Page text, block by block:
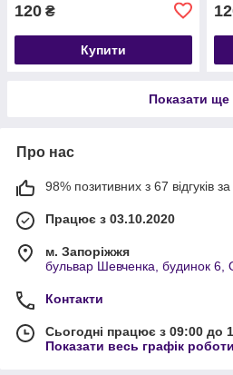
120 ₴
Купити
Показати ще
Про нас
98% позитивних з 67 відгуків за
Працює з 03.10.2020
м. Запоріжжя
бульвар Шевченка, будинок 6,
Контакти
Сьогодні працює з 09:00 до
Показати весь графік роботи